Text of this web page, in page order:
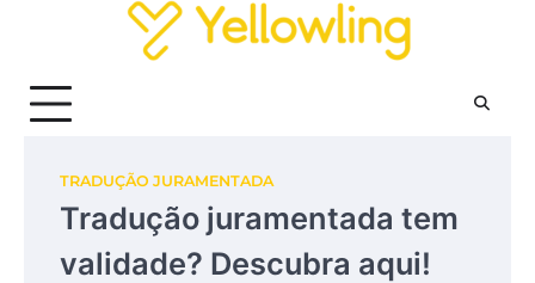
TRADUÇÃO JURAMENTADA
Tradução juramentada tem
validade? Descubra aqui!